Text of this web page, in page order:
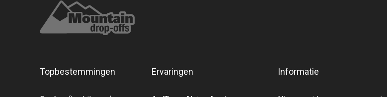
Topbestemmingen Ervaringen Informatie